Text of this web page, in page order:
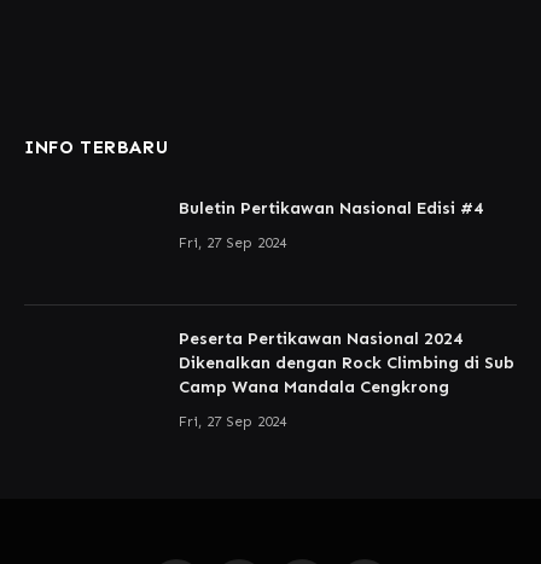
INFO TERBARU
Buletin Pertikawan Nasional Edisi #4
Fri, 27 Sep 2024
Peserta Pertikawan Nasional 2024
Dikenalkan dengan Rock Climbing di Sub
Camp Wana Mandala Cengkrong
Fri, 27 Sep 2024